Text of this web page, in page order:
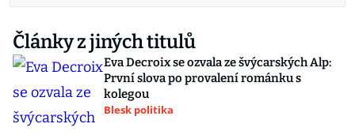
Články z jiných titulů
Eva Decroix se ozvala ze švýcarských Alp:
První slova po provalení románku s
kolegou
Blesk politika